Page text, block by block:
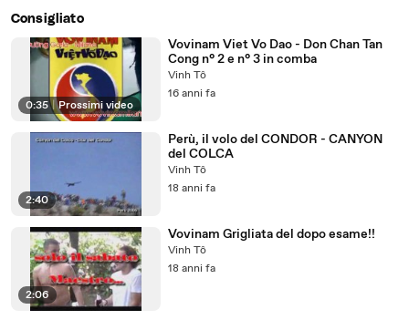
Consigliato
0:35 | Prossimi video
Vovinam Viet Vo Dao - Don Chan Tan
Cong n° 2 e n° 3 in comba
Vinh Tô
16 anni fa
2:40
Perù, il volo del CONDOR - CANYON
del COLCA
Vinh Tô
18 anni fa
2:06
Vovinam Grigliata del dopo esame!!
Vinh Tô
18 anni fa